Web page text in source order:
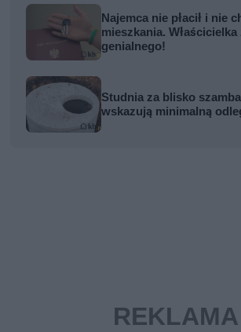
Najemca nie płacił i nie
mieszkania. Właścicielka
genialnego!
Studnia za blisko
wskazują minimalną